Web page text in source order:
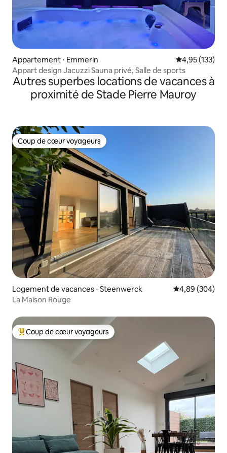
Appartement ⋅ Emmerin Évaluation
4,95 (133)
Appart design Jacuzzi Sauna privé, Salle de sports
Autres superbes locations de vacances à
proximité de Stade Pierre Mauroy
Coup de cœur voyageurs
Coup de cœur voyageurs
Logement de vacances ⋅ Steenwerck Évaluation
4,89 (304)
La Maison Rouge
Coups de cœur voyageurs les plus appréciés
Coup de cœur voyageurs